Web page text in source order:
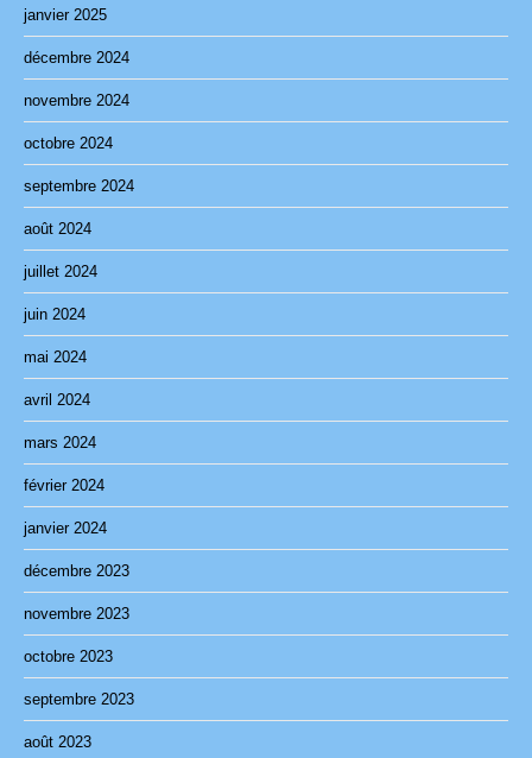
janvier 2025
décembre 2024
novembre 2024
octobre 2024
septembre 2024
août 2024
juillet 2024
juin 2024
mai 2024
avril 2024
mars 2024
février 2024
janvier 2024
décembre 2023
novembre 2023
octobre 2023
septembre 2023
août 2023